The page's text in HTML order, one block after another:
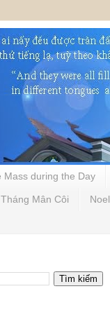
Mass during the Day
Tháng Mân Côi Noel